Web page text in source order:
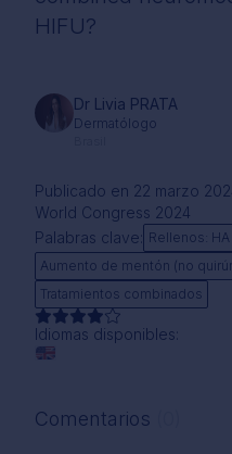
HIFU?
Dr Livia PRATA
Dermatólogo
Publicado en 22 marzo
World Congress 2024
Palabras clave: Rellenos: HA
Aumento de mentón (no
Tratamientos combinados
Idiomas disponibles:
Comentarios